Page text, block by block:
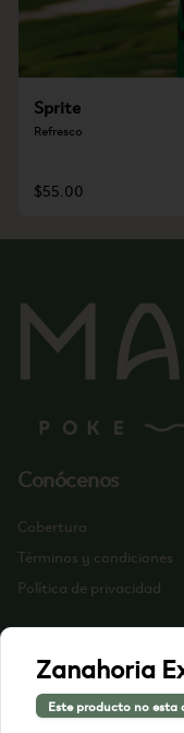
Sprite
Refresco
$55.00
Conócenos
Cobertura
Términos y condiciones
Política de privacidad
Redes sociales
Instagram
Facebook
Zanahoria
Este producto no esta